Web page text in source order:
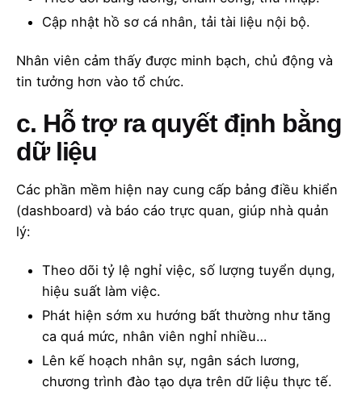
Cập nhật hồ sơ cá nhân, tải tài liệu nội bộ.
Nhân viên cảm thấy được minh bạch, chủ động và
tin tưởng hơn vào tổ chức.
c. Hỗ trợ ra quyết định bằng
dữ liệu
Các phần mềm hiện nay cung cấp bảng điều khiển
(dashboard) và báo cáo trực quan, giúp nhà quản
lý:
Theo dõi tỷ lệ nghỉ việc, số lượng tuyển dụng,
hiệu suất làm việc.
Phát hiện sớm xu hướng bất thường như tăng
ca quá mức, nhân viên nghỉ nhiều…
Lên kế hoạch nhân sự, ngân sách lương,
chương trình đào tạo dựa trên dữ liệu thực tế.